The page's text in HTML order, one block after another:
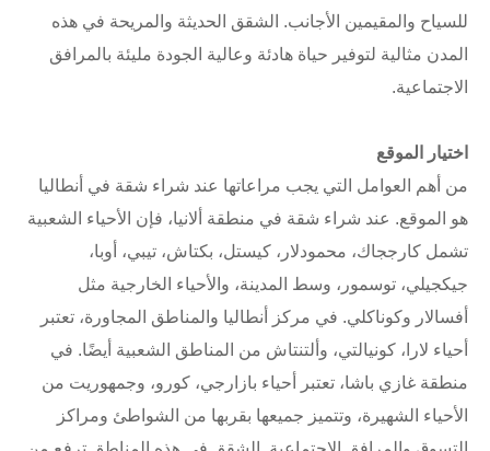
للسياح والمقيمين الأجانب. الشقق الحديثة والمريحة في هذه
المدن مثالية لتوفير حياة هادئة وعالية الجودة مليئة بالمرافق
الاجتماعية.
اختيار الموقع
من أهم العوامل التي يجب مراعاتها عند شراء شقة في أنطاليا
هو الموقع. عند شراء شقة في منطقة ألانيا، فإن الأحياء الشعبية
تشمل كارججاك، محمودلار، كيستل، بكتاش، تيبي، أوبا،
جيكجيلي، توسمور، وسط المدينة، والأحياء الخارجية مثل
أفسالار وكوناكلي. في مركز أنطاليا والمناطق المجاورة، تعتبر
أحياء لارا، كونيالتي، وألتنتاش من المناطق الشعبية أيضًا. في
منطقة غازي باشا، تعتبر أحياء بازارجي، كورو، وجمهوريت من
الأحياء الشهيرة، وتتميز جميعها بقربها من الشواطئ ومراكز